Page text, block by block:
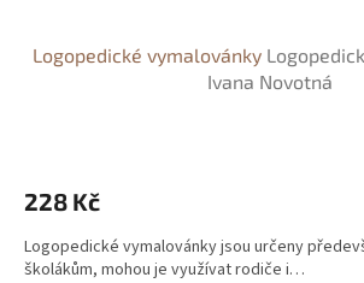
Logopedické vymalovánky
Ivana Novotná
228 Kč
Logopedické vymalovánky jsou určeny
školákům, mohou je využívat rodiče i…